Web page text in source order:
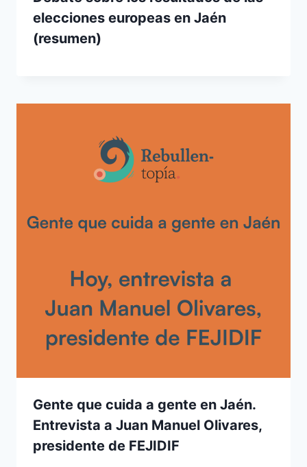
elecciones europeas en Jaén
(resumen)
Gente que cuida a gente en Jaén.
Entrevista a Juan Manuel Olivares,
presidente de FEJIDIF